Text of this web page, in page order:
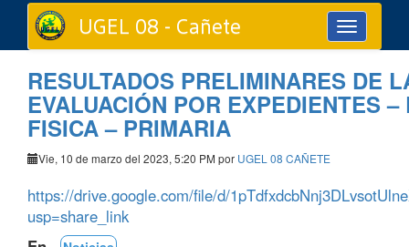
Toggle
navigation
UGEL 08 - Cañete
RESULTADOS PRELIMINARES DE
EVALUACIÓN POR EXPEDIENTES –
FISICA – PRIMARIA
Vie, 10 de marzo del 2023, 5:20 PM por UGEL 08 CAÑETE
https://drive.google.com/file/d/
usp=share_link